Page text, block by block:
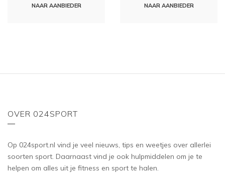
d
NAAR AANBIEDER
d
NAAR AANBIEDER
OVER 024SPORT
Op 024sport.nl vind je veel nieuws, tips en weetjes over allerlei
soorten sport. Daarnaast vind je ook hulpmiddelen om je te
helpen om alles uit je fitness en sport te halen.